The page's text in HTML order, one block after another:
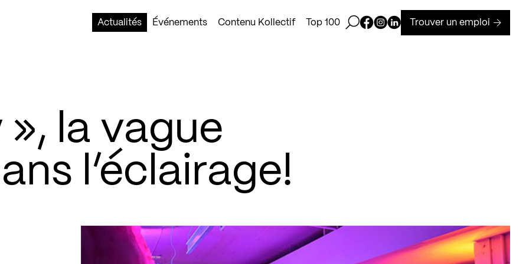
Actualités
Événements Contenu Kollectif Top 100 Ouvrir la barre de recherche
Page Facebook de Kollectif
Page Instagram de Kollectif
Page Linkedin de Kollectif
Trouver un emploi
la vague
l’éclairage!